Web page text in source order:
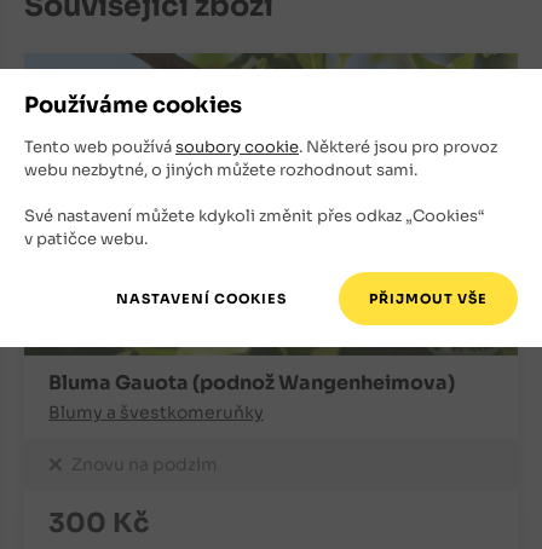
Používáme cookies
Tento web používásoubory cookie. Některé jsou pro provoz
webu nezbytné, o jiných můžete rozhodnout sami.
Své nastavení můžete kdykoli změnit přes odkaz „Cookies“
v patičce webu.
Bluma Gauota (podnož Wangenheimova)
Blumy a švestkomeruňky
Znovu na podzim
300 Kč